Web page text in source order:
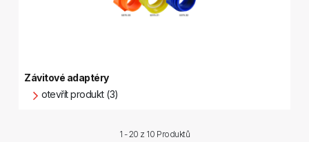
Závitové adaptéry
otevřít produkt (3)
1 - 20 z 10 Produktů